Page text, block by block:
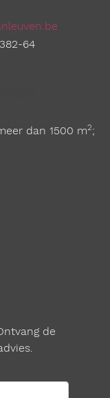
64
dan 1500 m2;
de